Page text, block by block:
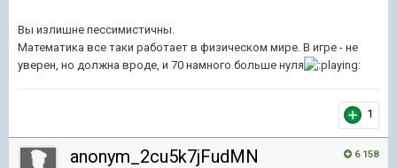
Вы излишне пессимистичны.
Математика все таки работает в физическом мире. В игре - не
уверен, но должна вроде, и 70 намного больше нуля
1
6 158
anonym_2cu5k7jFudMN